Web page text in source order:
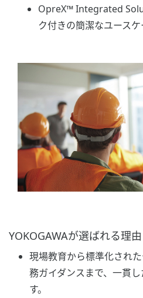
OpreX™ Integrated
ク付きの簡潔なユースケ
YOKOGAWAが選ばれる理由
現場教育から標準化され
務ガイダンスまで、一貫
す。